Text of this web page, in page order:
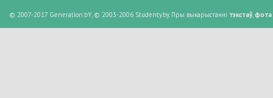
© 2007-2017 Generation.bY, © 2003-2006 Studenty.by. Пры выкарыстанні тэкстаў, фота